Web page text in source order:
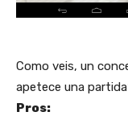
Como veis, un
apetece una
Pros: